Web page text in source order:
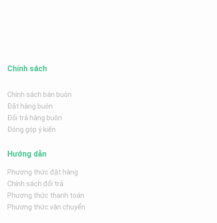
Chính sách
Chính sách bán buôn
Đặt hàng buôn
Đổi trả hàng buôn
Đóng góp ý kiến
Hướng dẫn
Phương thức đặt hàng
Chính sách đổi trả
Phương thức thanh toán
Phương thức vận chuyển